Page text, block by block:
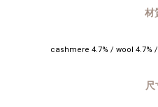
材
cashmere 4.7% / wool 4.7%